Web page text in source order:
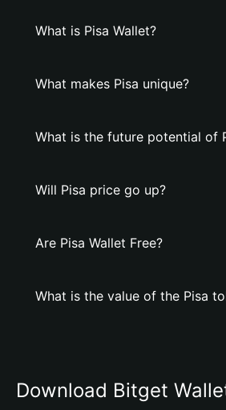
What is Pisa Wallet?
What makes Pisa unique?
What is the future potential of
Will Pisa price go up?
Are Pisa Wallet Free?
What is the value of the Pisa
Download Bitget